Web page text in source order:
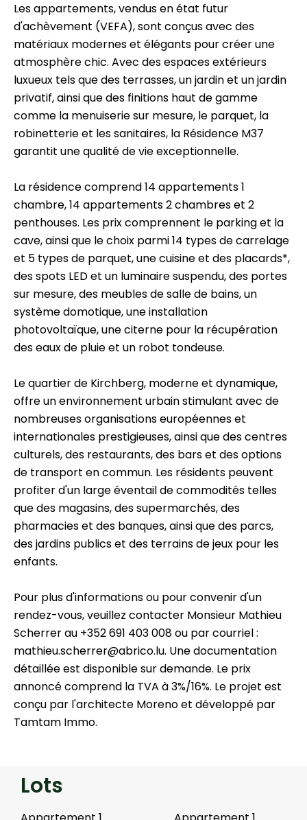
Les appartements, vendus en état futur
d'achèvement (VEFA), sont conçus avec des
matériaux modernes et élégants pour créer une
atmosphère chic. Avec des espaces extérieurs
luxueux tels que des terrasses, un jardin et un jardin
privatif, ainsi que des finitions haut de gamme
comme la menuiserie sur mesure, le parquet, la
robinetterie et les sanitaires, la Résidence M37
garantit une qualité de vie exceptionnelle.
La résidence comprend 14 appartements 1
chambre, 14 appartements 2 chambres et 2
penthouses. Les prix comprennent le parking et la
cave, ainsi que le choix parmi 14 types de carrelage
et 5 types de parquet, une cuisine et des placards*,
des spots LED et un luminaire suspendu, des portes
sur mesure, des meubles de salle de bains, un
système domotique, une installation
photovoltaïque, une citerne pour la récupération
des eaux de pluie et un robot tondeuse.
Le quartier de Kirchberg, moderne et dynamique,
offre un environnement urbain stimulant avec de
nombreuses organisations européennes et
internationales prestigieuses, ainsi que des centres
culturels, des restaurants, des bars et des options
de transport en commun. Les résidents peuvent
profiter d'un large éventail de commodités telles
que des magasins, des supermarchés, des
pharmacies et des banques, ainsi que des parcs,
des jardins publics et des terrains de jeux pour les
enfants.
Pour plus d'informations ou pour convenir d'un
rendez-vous, veuillez contacter Monsieur Mathieu
Scherrer au +352 691 403 008 ou par courriel :
mathieu.scherrer@abrico.lu. Une documentation
détaillée est disponible sur demande. Le prix
annoncé comprend la TVA à 3%/16%. Le projet est
conçu par l'architecte Moreno et développé par
Tamtam Immo.
Lots